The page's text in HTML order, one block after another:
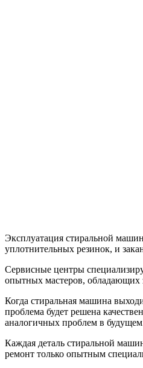
Эксплуатация стиральной
уплотнительных резинок, и
Сервисные центры
опытных мастеров, обладающих
Когда стиральная машина
проблема будет решена
аналогичных проблем в
Каждая деталь стиральной
ремонт только опытным